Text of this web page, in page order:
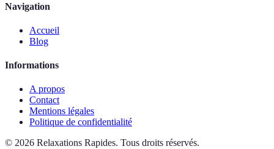
Navigation
Accueil
Blog
Informations
A propos
Contact
Mentions légales
Politique de confidentialité
© 2026 Relaxations Rapides. Tous droits réservés.